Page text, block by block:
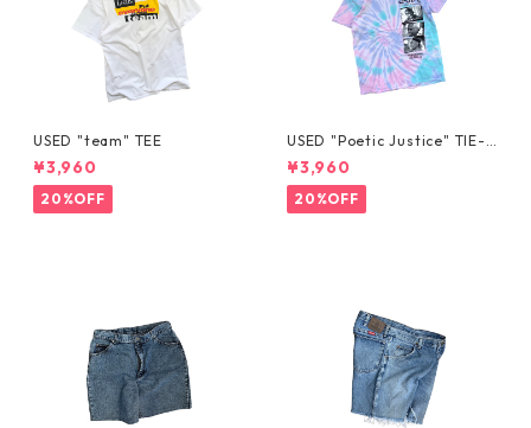
USED "team" TEE
¥3,960
20%OFF
USED "Poetic Justice" TIE-D
YE TEE
¥3,960
20%OFF